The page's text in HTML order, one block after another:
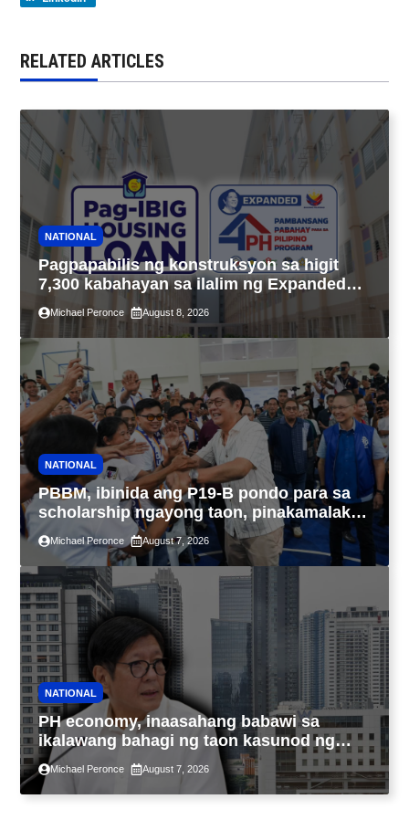
RELATED ARTICLES
NATIONAL
Pagpapabilis ng konstruksyon sa higit
7,300 kabahayan sa ilalim ng Expanded
4PH, posible na sa pagtutulungan ng Pag-
IBIG at P.A. Alvarez
Michael Peronce August 8, 2026
NATIONAL
PBBM, ibinida ang P19-B pondo para sa
scholarship ngayong taon, pinakamalaki
sa kasaysayan ng TESDA
Michael Peronce August 7, 2026
NATIONAL
PH economy, inaasahang babawi sa
ikalawang bahagi ng taon kasunod ng
2.3% GDP dulot ng Middle East war,
pagkaantala ng public construction
Michael Peronce August 7, 2026